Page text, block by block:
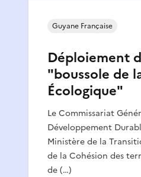
Déploiement
"boussole de
Écologique"
Le Commissariat
Développement
Ministère de la
de la Cohésion des
de (…)
Guyane Française